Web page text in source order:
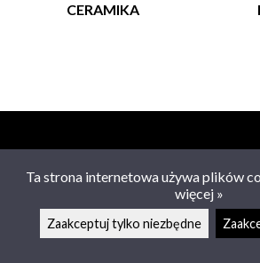
CERAMIKA
info@kloku.fi
Ta strona internetowa używa plików
więcej »
Zaakceptuj tylko niezbędne